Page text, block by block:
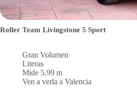
Roller Team Livingstone 5 Sport
Gran Volumen
Literas
Mide 5.99 m
Ven a verla a Valencia